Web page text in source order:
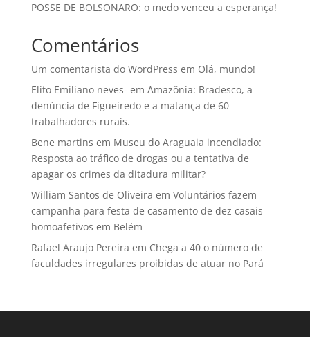
POSSE DE BOLSONARO: o medo venceu a esperança!
Comentários
Um comentarista do WordPress em Olá, mundo!
Elito Emiliano neves- em Amazônia: Bradesco, a
denúncia de Figueiredo e a matança de 60
trabalhadores rurais.
Bene martins em Museu do Araguaia incendiado:
Resposta ao tráfico de drogas ou a tentativa de
apagar os crimes da ditadura militar?
William Santos de Oliveira em Voluntários fazem
campanha para festa de casamento de dez casais
homoafetivos em Belém
Rafael Araujo Pereira em Chega a 40 o número de
faculdades irregulares proibidas de atuar no Pará